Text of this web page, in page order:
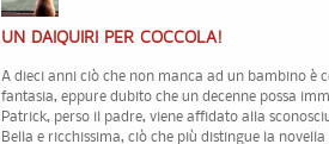
UN DAIQUIRI PER COCCOLA!
A dieci anni ciò che non manca ad un bambino è
fantasia, eppure dubito che un decenne possa
Patrick, perso il padre, viene affidato alla
Bella e ricchissima, ciò che più distingue la